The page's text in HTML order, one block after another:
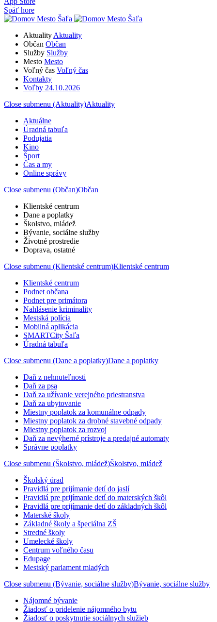
Späť hore
Aktuality Aktuality
Občan Občan
Služby Služby
Mesto Mesto
Voľný čas Voľný čas
Kontakty
Voľby 24.10.2026
Close submenu (Aktuality)Aktuality
Aktuálne
Úradná tabuľa
Podujatia
Kino
Šport
Čas a my
Online správy
Close submenu (Občan)Občan
Klientské centrum
Dane a poplatky
Školstvo, mládež
Bývanie, sociálne služby
Životné prostredie
Doprava, ostatné
Close submenu (Klientské centrum)Klientské centrum
Klientské centrum
Podnet občana
Podnet pre primátora
Nahlásenie kriminality
Mestská polícia
Mobilná aplikácia
SMARTCity Šaľa
Úradná tabuľa
Close submenu (Dane a poplatky)Dane a poplatky
Daň z nehnuteľnosti
Daň za psa
Daň za užívanie verejného priestranstva
Daň za ubytovanie
Miestny poplatok za komunálne odpady
Miestny poplatok za drobné stavebné odpady
Miestny poplatok za rozvoj
Daň za nevýherné prístroje a predajné automaty
Správne poplatky
Close submenu (Školstvo, mládež)Školstvo, mládež
Školský úrad
Pravidlá pre prijímanie detí do jaslí
Pravidlá pre prijímanie detí do materských škôl
Pravidlá pre prijímanie detí do základných škôl
Materské školy
Základné školy a špeciálna ZŠ
Stredné školy
Umelecké školy
Centrum voľného času
Edupage
Mestský parlament mladých
Close submenu (Bývanie, sociálne služby)Bývanie, sociálne služby
Nájomné bývanie
Žiadosť o pridelenie nájomného bytu
Žiadosť o poskytnutie sociálnych služieb